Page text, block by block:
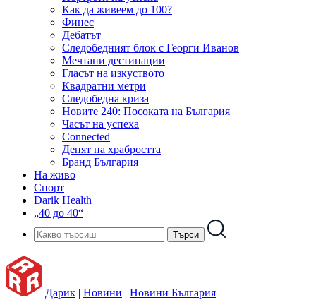
Как да живеем до 100?
Финес
Дебатът
Следобедният блок с Георги Иванов
Мечтани дестинации
Гласът на изкуството
Квадратни метри
Следобедна криза
Новите 240: Посоката на България
Часът на успеха
Connected
Денят на храбростта
Бранд България
На живо
Спорт
Darik Health
„40 до 40“
Дарик | Новини | Новини България